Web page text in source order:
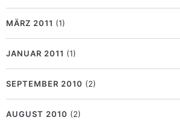
MÄRZ 2011 (1)
JANUAR 2011 (1)
SEPTEMBER 2010 (2)
AUGUST 2010 (2)